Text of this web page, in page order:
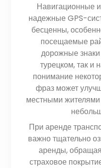
Навигационные
надежные GPS-
бесценны,
посещаемые
дорожные
турецком, так и
понимание
фраз может
местными
При аренде
важно тщательно
аренды,
страховое